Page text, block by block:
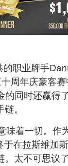
的职业牌手
周年庆豪客
的同时还赢得
。
味着一切。作
于在拉斯维加
。太不可思议